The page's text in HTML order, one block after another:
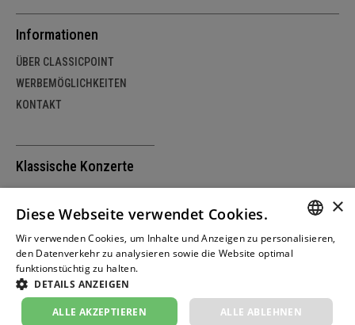
Informationen
ÜBER CLASSICPOINT
WERBEMÖGLICHKEITEN
KONTAKT
Klassische Konzerte
DEUTSCHLAND
ÖSTERREICH
© copyright by classicpoint.net | Design und
Projektrealisierung by masterhomepage.ch
×
Diese Webseite verwendet Cookies.
Wir verwenden Cookies, um Inhalte und Anzeigen zu personalisieren,
den Datenverkehr zu analysieren sowie die Website optimal
funktionstüchtig zu halten.
DETAILS ANZEIGEN
ALLE AKZEPTIEREN ALLE ABLEHNEN